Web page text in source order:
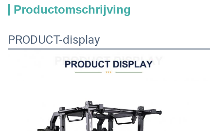
Productomschrijving
PRODUCT-display